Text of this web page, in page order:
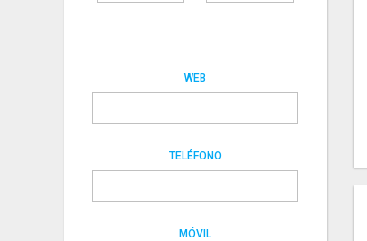
WEB
TELÉFONO
MÓVIL